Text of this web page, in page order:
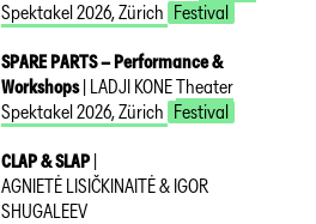
Spektakel 2026,Zürich Festival
SPARE PARTS – Performance &
Workshops | LADJI KONETheater
Spektakel 2026,Zürich Festival
CLAP & SLAP |
AGNIETĖ LISIČKINAITĖ & IGOR
SHUGALEEV